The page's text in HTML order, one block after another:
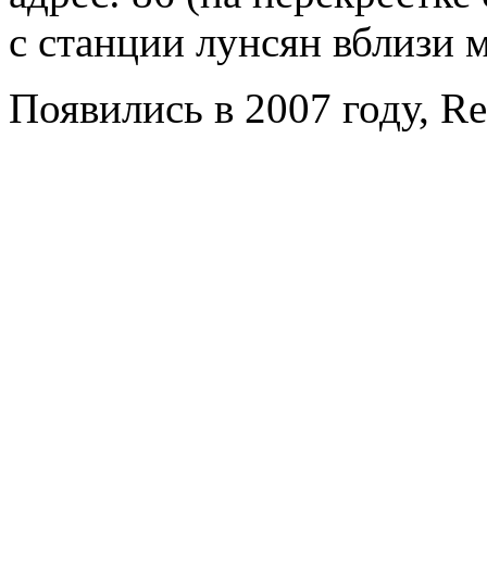
с станции лунсян вблизи
Появились в 2007 году,